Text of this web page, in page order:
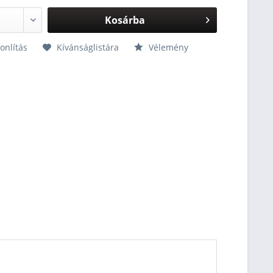
Kosárba
Kívánságlistára Vélemény